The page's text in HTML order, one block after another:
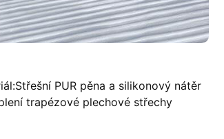
PUR pěna a silikonový nátěr
trapézové plechové střechy